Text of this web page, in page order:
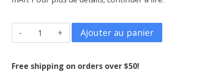
quantité
de
REDMI
Ajouter au panier
Free shipping on orders over $50!